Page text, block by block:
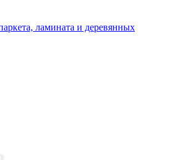
ламината и деревянных